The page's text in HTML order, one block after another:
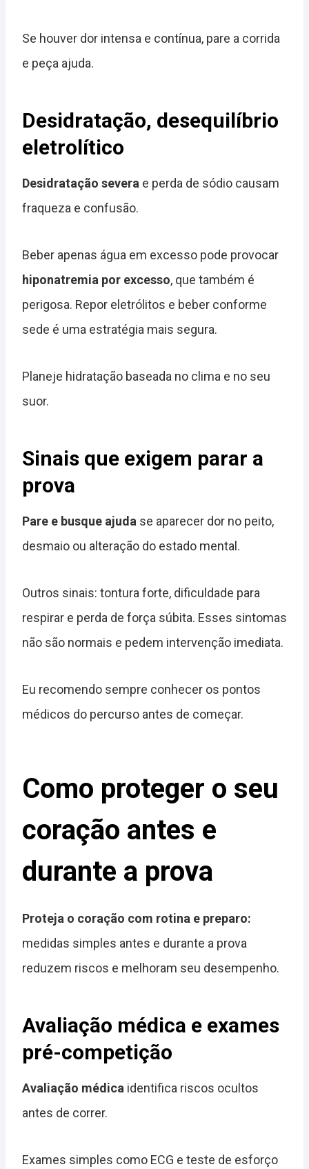
Se houver dor intensa e contínua, pare a corrida
e peça ajuda.
Desidratação, desequilíbrio
eletrolítico
Desidratação severa e perda de sódio causam
fraqueza e confusão.
Beber apenas água em excesso pode provocar
hiponatremia por excesso, que também é
perigosa. Repor eletrólitos e beber conforme
sede é uma estratégia mais segura.
Planeje hidratação baseada no clima e no seu
suor.
Sinais que exigem parar a
prova
Pare e busque ajuda se aparecer dor no peito,
desmaio ou alteração do estado mental.
Outros sinais: tontura forte, dificuldade para
respirar e perda de força súbita. Esses sintomas
não são normais e pedem intervenção imediata.
Eu recomendo sempre conhecer os pontos
médicos do percurso antes de começar.
Como proteger o seu
coração antes e
durante a prova
Proteja o coração com rotina e preparo:
medidas simples antes e durante a prova
reduzem riscos e melhoram seu desempenho.
Avaliação médica e exames
pré-competição
Avaliação médica identifica riscos ocultos
antes de correr.
Exames simples como ECG e teste de esforço